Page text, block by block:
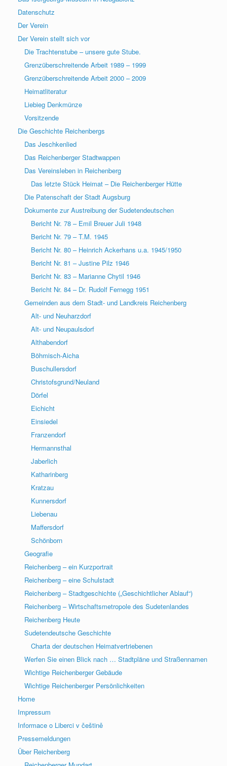
Datenschutz
Der Verein
Der Verein stellt sich vor
Die Trachtenstube – unsere gute Stube.
Grenzüberschreitende Arbeit 1989 – 1999
Grenzüberschreitende Arbeit 2000 – 2009
Heimatliteratur
Liebieg Denkmünze
Vorsitzende
Die Geschichte Reichenbergs
Das Jeschkenlied
Das Reichenberger Stadtwappen
Das Vereinsleben in Reichenberg
Das letzte Stück Heimat – Die Reichenberger Hütte
Die Patenschaft der Stadt Augsburg
Dokumente zur Austreibung der Sudetendeutschen
Bericht Nr. 78 – Emil Breuer Juli 1948
Bericht Nr. 79 – T.M. 1945
Bericht Nr. 80 – Heinrich Ackerhans u.a. 1945/1950
Bericht Nr. 81 – Justine Pilz 1946
Bericht Nr. 83 – Marianne Chytil 1946
Bericht Nr. 84 – Dr. Rudolf Fernegg 1951
Gemeinden aus dem Stadt- und Landkreis Reichenberg
Alt- und Neuharzdorf
Alt- und Neupaulsdorf
Althabendorf
Böhmisch-Aicha
Buschullersdorf
Christofsgrund/Neuland
Dörfel
Eichicht
Einsiedel
Franzendorf
Hermannsthal
Jaberlich
Katharinberg
Kratzau
Kunnersdorf
Liebenau
Maffersdorf
Schönborn
Geografie
Reichenberg – ein Kurzportrait
Reichenberg – eine Schulstadt
Reichenberg – Stadtgeschichte („Geschichtlicher Ablauf“)
Reichenberg – Wirtschaftsmetropole des Sudetenlandes
Reichenberg Heute
Sudetendeutsche Geschichte
Charta der deutschen Heimatvertriebenen
Werfen Sie einen Blick nach … Stadtpläne und Straßennamen
Wichtige Reichenberger Gebäude
Wichtige Reichenberger Persönlichkeiten
Home
Impressum
Informace o Liberci v češtině
Pressemeldungen
Über Reichenberg